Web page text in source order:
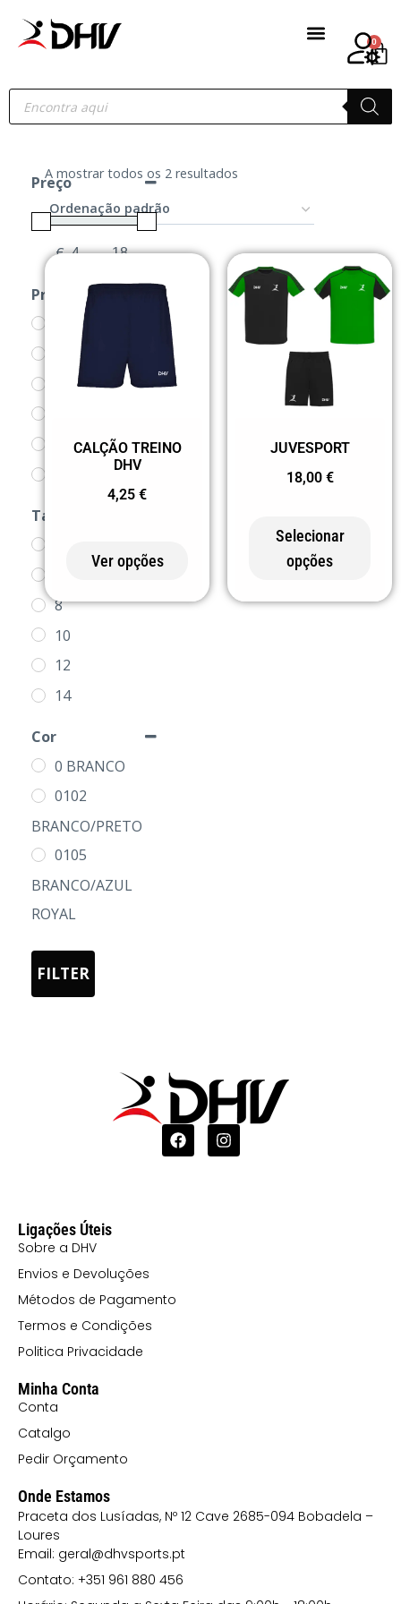
0
Preço
€ -
Produtos
ACESSÓRIOS
CALÇÕES
CAMISOLAS
FUTSAL
LOJA DOS
MODALIDADES
Tamanho
8
10
12
14
S
M
L
XL
2XL
3XL
Cor
0 BRANCO
0102
BRANCO/PRETO
0105
BRANCO/AZUL
ROYAL
03 AMARELO
05 AZUL
FLUOR/MARINHO
6055
VERMELHO/MARINHO
FILTER
A mostrar todos os 2 resultados
CALÇÃO TREINO
DHV
4,25 €
Ver opções
JUVESPORT
18,00 €
Selecionar
opções
Ligações Úteis
Sobre a DHV
Envios e Devoluções
Métodos de Pagamento
Termos e Condições
Politica Privacidade
Minha Conta
Conta
Catalgo
Pedir Orçamento
Onde Estamos
Praceta dos Lusíadas, Nº 12 Cave 2685-094 Bobadela –
Loures
Email: geral@dhvsports.pt
Contato: +351 961 880 456